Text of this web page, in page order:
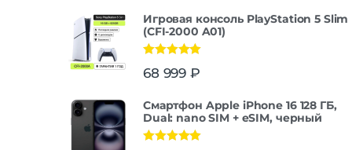
Игровая консоль PlayStation 5 Slim
(CFI-2000 A01)
из 5
68 999 ₽
Смартфон Apple iPhone 16 128 ГБ,
Dual: nano SIM + eSIM, черный